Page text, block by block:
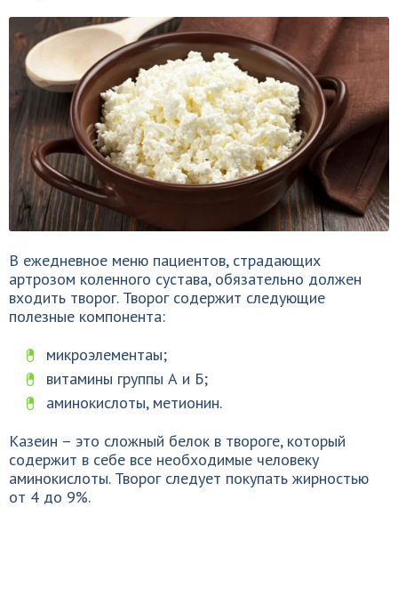
В ежедневное меню пациентов, страдающих
артрозом коленного сустава, обязательно должен
входить творог. Творог содержит следующие
полезные компонента:
микроэлементаы;
витамины группы А и Б;
аминокислоты, метионин.
Казеин – это сложный белок в твороге, который
содержит в себе все необходимые человеку
аминокислоты. Творог следует покупать жирностью
от 4 до 9%.